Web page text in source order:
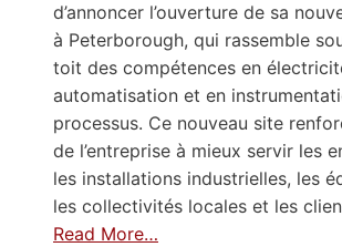
d’annoncer l’ouverture de sa
à Peterborough, qui rassemble
toit des compétences en
automatisation et en
processus. Ce nouveau site
de l’entreprise à mieux servir les
les installations industrielles, les
les collectivités locales et les
Read More…